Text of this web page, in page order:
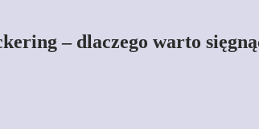
– dlaczego warto